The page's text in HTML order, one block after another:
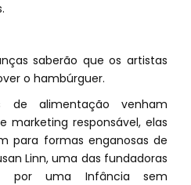
saberão que os artistas
o hambúrguer.
de alimentação venham
marketing responsável, elas
para formas enganosas de
Linn, uma das fundadoras
por uma Infância sem